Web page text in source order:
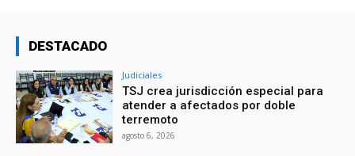
DESTACADO
Judiciales
TSJ crea jurisdicción especial para
atender a afectados por doble
terremoto
agosto 6, 2026